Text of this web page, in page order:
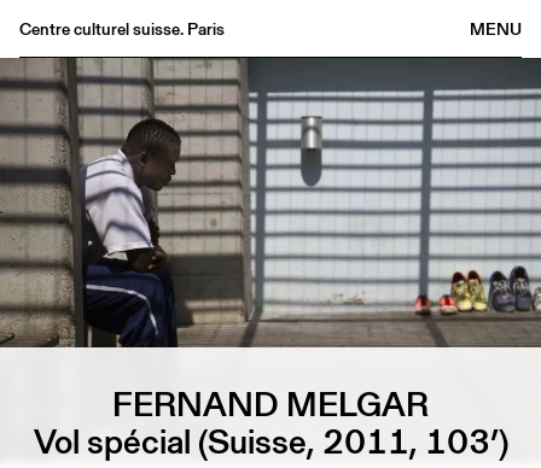
MENU
Centre culturel suisse. Paris
Agenda
Librairie
Buvette
Archives
Médiathèque
Éditions
Informations
FR/EN
FERNAND MELGAR
Vol spécial (Suisse, 2011, 103’)